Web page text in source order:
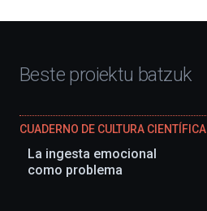
Beste proiektu batzuk
CUADERNO DE CULTURA CIENTÍFICA
La ingesta emocional
como problema